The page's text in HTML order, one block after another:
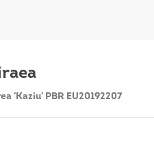
'Kaziu' PBR EU20192207